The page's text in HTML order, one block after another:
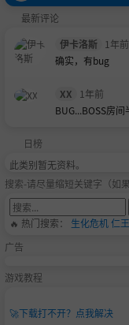
最新评论
伊卡洛斯 1年前
确实，有bug
XX 1年前
BUG...BOSS房
日榜
此类别暂无资料。
搜索-请尽量缩短关键字（如果
🔥 热门搜索： 生化危机仁王
广告
游戏教程
🚀下载打不开？点我解决